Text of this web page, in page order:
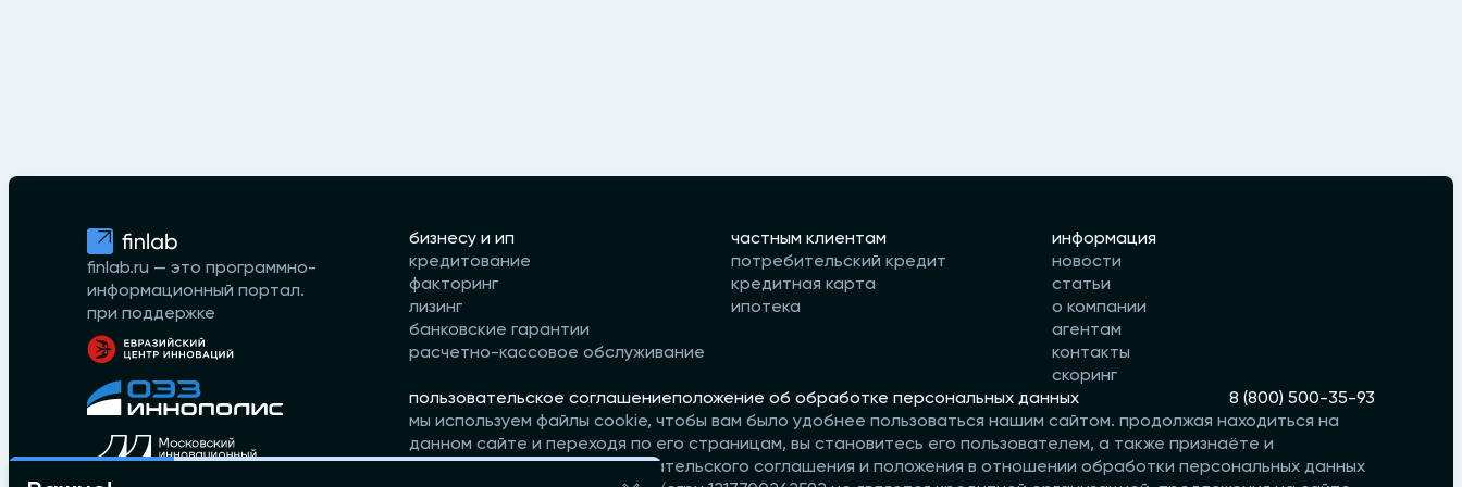
finlab.ru — это программно-
информационный портал.
при поддержке
бизнесу и ип
кредитование
факторинг
лизинг
банковские гарантии
расчетно-кассовое обслуживание
частным клиентам
потребительский кредит
кредитная карта
ипотека
информация
новости
статьи
о компании
агентам
контакты
скоринг
пользовательское соглашениеположение об обработке персональных данных
8 (800) 500-35-93
мы используем файлы cookie, чтобы вам было удобнее пользоваться нашим сайтом. продолжая находиться на
данном сайте и переходя по его страницам, вы становитесь его пользователем, а также признаёте и
принимаете условия пользовательского соглашения и положения в отношении обработки персональных данных